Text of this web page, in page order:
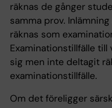
räknas de gånger
samma prov.
räknas som
Examinationstillfälle
sig men inte deltagit
examinationstillfälle.
Om det föreligger